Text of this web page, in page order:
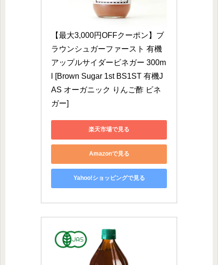
【最大3,000円OFFクーポン】ブ
ラウンシュガーファースト 有機
アップルサイダービネガー 300m
l [Brown Sugar 1st BS1ST 有機J
AS オーガニック りんご酢 ビネ
ガー]
楽天市場で見る
Amazonで見る
Yahoo!ショッピングで見る